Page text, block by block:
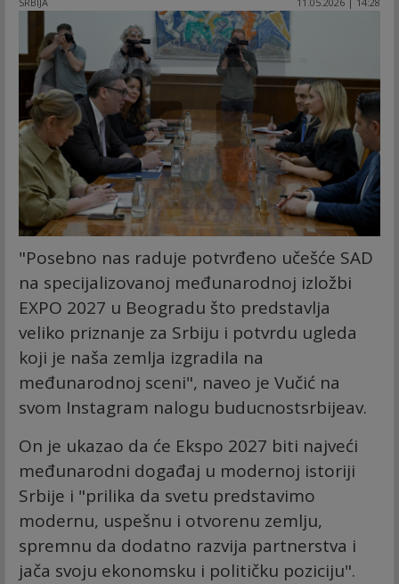
"Posebno nas raduje potvrđeno učešće SAD
na specijalizovanoj međunarodnoj izložbi
EXPO 2027 u Beogradu što predstavlja
veliko priznanje za Srbiju i potvrdu ugleda
koji je naša zemlja izgradila na
međunarodnoj sceni", naveo je Vučić na
svom Instagram nalogu buducnostsrbijeav.
On je ukazao da će Ekspo 2027 biti najveći
međunarodni događaj u modernoj istoriji
Srbije i "prilika da svetu predstavimo
modernu, uspešnu i otvorenu zemlju,
spremnu da dodatno razvija partnerstva i
jača svoju ekonomsku i političku poziciju".